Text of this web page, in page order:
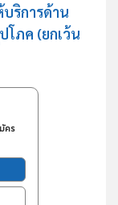
บริการด้าน
โภค (ยกเว้น
คร